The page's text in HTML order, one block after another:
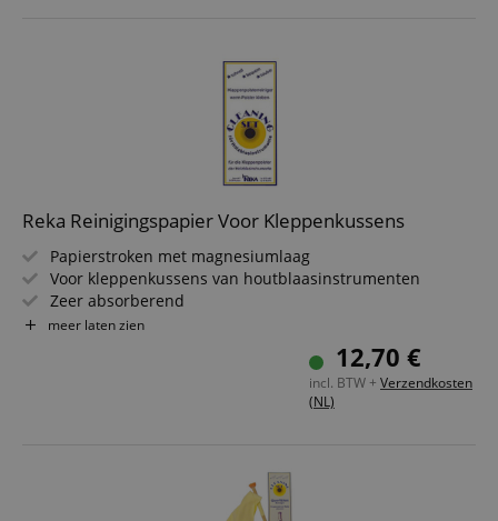
Reka Reinigingspapier Voor Kleppenkussens
Papierstroken met magnesiumlaag
Voor kleppenkussens van houtblaasinstrumenten
Zeer absorberend
3 verschillende maten
meer laten zien
12,70 €
incl. BTW + Verzendkosten
(NL)